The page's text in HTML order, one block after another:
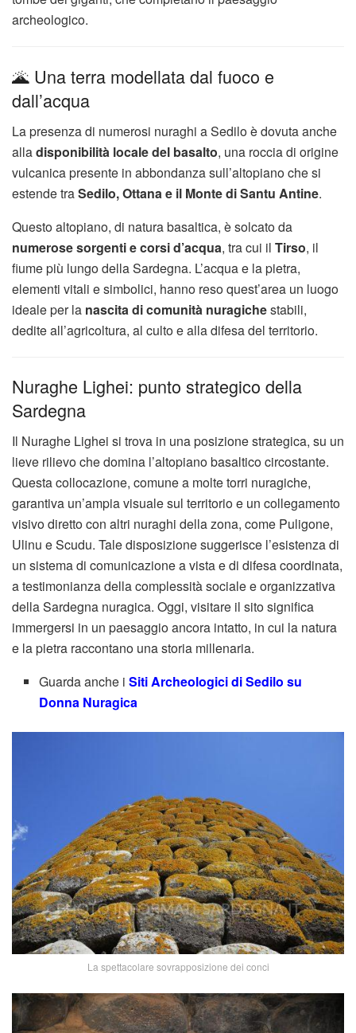
archeologico.
🌋 Una terra modellata dal fuoco e
dall’acqua
La presenza di numerosi nuraghi a Sedilo è dovuta anche
alladisponibilità locale del basalto, una roccia di origine
vulcanica presente in abbondanza sull’altopiano che si
estende traSedilo, Ottana e il Monte di Santu Antine.
Questo altopiano, di natura basaltica, è solcato da
numerose sorgenti e corsi d’acqua, tra cui il Tirso, il
fiume più lungo della Sardegna. L’acqua e la pietra,
elementi vitali e simbolici, hanno reso quest’area un luogo
ideale per la nascita di comunità nuragichestabili,
dedite all’agricoltura, al culto e alla difesa del territorio.
Nuraghe Lighei: punto strategico della
Sardegna
Il Nuraghe Lighei si trova in una posizione strategica, su un
lieve rilievo che domina l’altopiano basaltico circostante.
Questa collocazione, comune a molte torri nuragiche,
garantiva un’ampia visuale sul territorio e un collegamento
visivo diretto con altri nuraghi della zona, come Puligone,
Ulinu e Scudu. Tale disposizione suggerisce l’esistenza di
un sistema di comunicazione a vista e di difesa coordinata,
a testimonianza della complessità sociale e organizzativa
della Sardegna nuragica. Oggi, visitare il sito significa
immergersi in un paesaggio ancora intatto, in cui la natura
e la pietra raccontano una storia millenaria.
Guarda anche i Siti Archeologici di Sedilo su
Donna Nuragica
La spettacolare sovrapposizione dei conci